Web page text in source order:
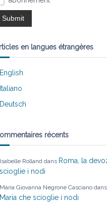
en langues étrangères
English
Italiano
Deutsch
récents
Isabelle Rolland dans Roma, la
scioglie i nodi
Maria Giovanna Negrone Casciano dans
Maria che scioglie i nodi